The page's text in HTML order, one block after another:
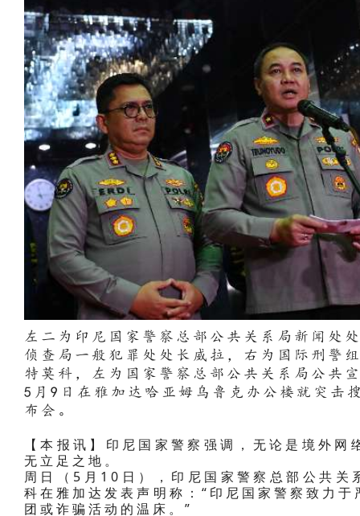
左二为印尼国家警察总部公共关系局新闻处
侦查局一般犯罪处处长威拉，右为国际刑警
特莫科，左为国家警察总部公共关系局公共
5月9日在雅加达哈亚姆乌鲁克办公楼就突击
布会。
【本报讯】印尼国家警察强调，无论是境外
无立足之地。
周日（5月10日），印尼国家警察总部公共关
科在雅加达发表声明称：“印尼国家警察致力
团或诈骗活动的温床。”